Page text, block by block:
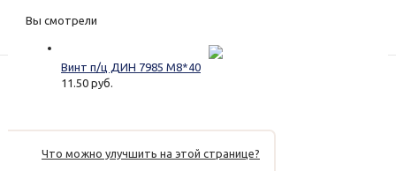
Вы смотрели
Винт п/ц ДИН 7985 М8*40
11.50 руб.
Что можно улучшить на этой странице?
© 2017 - 2026 Магазин «Механика»